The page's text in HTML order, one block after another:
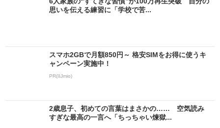
思いを伝える練習に「学校で苦...
スマホ2GBで月額850円～ 格安SIMをお得に使うキ
ャンペーン実施中！
PR(IIJmio)
2歳息子、初めての言葉はまさかの…… 空気読み
すぎな最高の一言へ「ちっちゃい煉獄...